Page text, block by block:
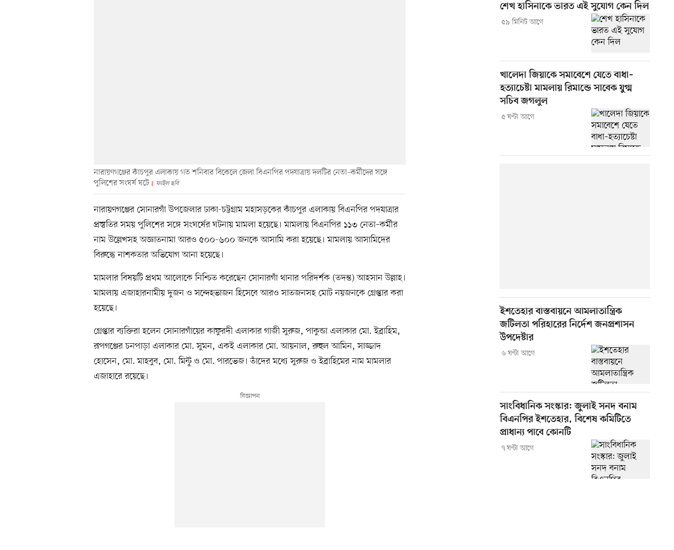
নারায়ণগঞ্জের কাঁচপুর এলাকায় গত শনিবার বিকেলে জেলা বিএনপির পদযাত্রায় দলটির নেতা–কর্মীদের সঙ্গে
পুলিশের সংঘর্ষ ঘটে
ফাইল ছবি
নারায়ণগঞ্জের সোনারগাঁ উপজেলার ঢাকা-চট্টগ্রাম মহাসড়কের কাঁচপুর এলাকায় বিএনপির পদযাত্রার
প্রস্তুতির সময় পুলিশের সঙ্গে সংঘর্ষের ঘটনায় মামলা হয়েছে। মামলায় বিএনপির ১১৩ নেতা–কর্মীর
নাম উল্লেখসহ অজ্ঞাতনামা আরও ৫০০-৬০০ জনকে আসামি করা হয়েছে। মামলায় আসামিদের
বিরুদ্ধে নাশকতার অভিযোগ আনা হয়েছে।
মামলার বিষয়টি প্রথম আলোকে নিশ্চিত করেছেন সোনারগাঁ থানার পরিদর্শক (তদন্ত) আহসান উল্লাহ।
মামলায় এজাহারনামীয় দুজন ও সন্দেহভাজন হিসেবে আরও সাতজনসহ মোট নয়জনকে গ্রেপ্তার করা
হয়েছে।
গ্রেপ্তার ব্যক্তিরা হলেন সোনারগাঁয়ের কাফুরদী এলাকার গাজী সুরুজ, পাকুন্ডা এলাকার মো. ইব্রাহিম,
রূপগঞ্জের চনপাড়া এলাকার মো. সুমন, একই এলাকার মো. আয়নাল, রুহুল আমিন, সাজ্জাদ
হোসেন, মো. মাহবুব, মো. মিন্টু ও মো. পারভেজ। তাঁদের মধ্যে সুরুজ ও ইব্রাহিমের নাম মামলার
এজাহারে রয়েছে।
শেখ হাসিনাকে ভারত এই সুযোগ কেন দিল
৫৯ মিনিট আগে
খালেদা জিয়াকে সমাবেশে যেতে বাধা–
হত্যাচেষ্টা মামলায় রিমান্ডে সাবেক যুগ্ম
সচিব জগলুল
৫ ঘণ্টা আগে
ইশতেহার বাস্তবায়নে আমলাতান্ত্রিক
জটিলতা পরিহারের নির্দেশ জনপ্রশাসন
উপদেষ্টার
৬ ঘণ্টা আগে
সাংবিধানিক সংস্কার: জুলাই সনদ বনাম
বিএনপির ইশতেহার, বিশেষ কমিটিতে
প্রাধান্য পাবে কোনটি
৭ ঘণ্টা আগে